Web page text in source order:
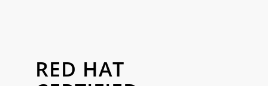
RED HAT